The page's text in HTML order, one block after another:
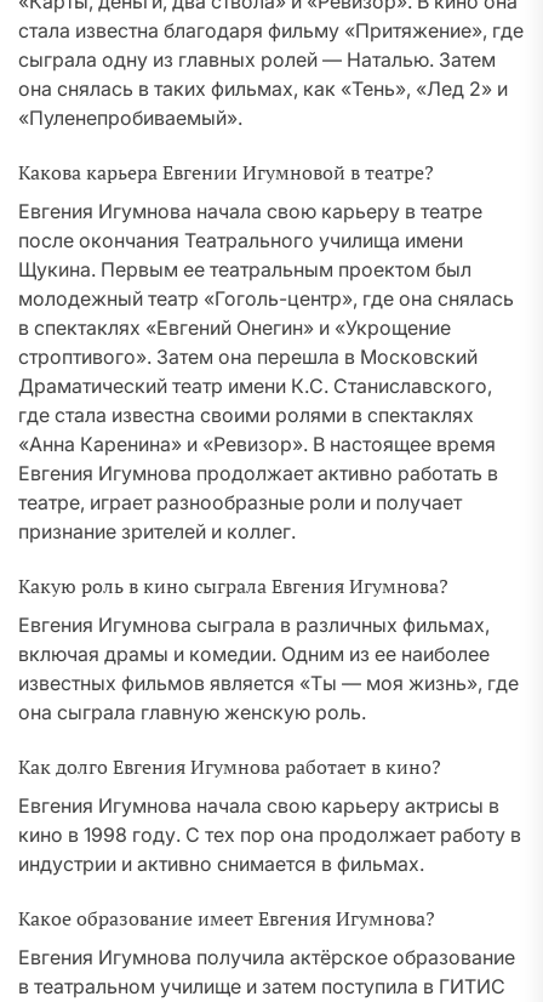
стала известна благодаря фильму «Притяжение», где
сыграла одну из главных ролей — Наталью. Затем
она снялась в таких фильмах, как «Тень», «Лед 2» и
«Пуленепробиваемый».
Какова карьера Евгении Игумновой в театре?
Евгения Игумнова начала свою карьеру в театре
после окончания Театрального училища имени
Щукина. Первым ее театральным проектом был
молодежный театр «Гоголь-центр», где она снялась
в спектаклях «Евгений Онегин» и «Укрощение
строптивого». Затем она перешла в Московский
Драматический театр имени К.С. Станиславского,
где стала известна своими ролями в спектаклях
«Анна Каренина» и «Ревизор». В настоящее время
Евгения Игумнова продолжает активно работать в
театре, играет разнообразные роли и получает
признание зрителей и коллег.
Какую роль в кино сыграла Евгения Игумнова?
Евгения Игумнова сыграла в различных фильмах,
включая драмы и комедии. Одним из ее наиболее
известных фильмов является «Ты — моя жизнь», где
она сыграла главную женскую роль.
Как долго Евгения Игумнова работает в кино?
Евгения Игумнова начала свою карьеру актрисы в
кино в 1998 году. С тех пор она продолжает работу в
индустрии и активно снимается в фильмах.
Какое образование имеет Евгения Игумнова?
Евгения Игумнова получила актёрское образование
в театральном училище и затем поступила в ГИТИС